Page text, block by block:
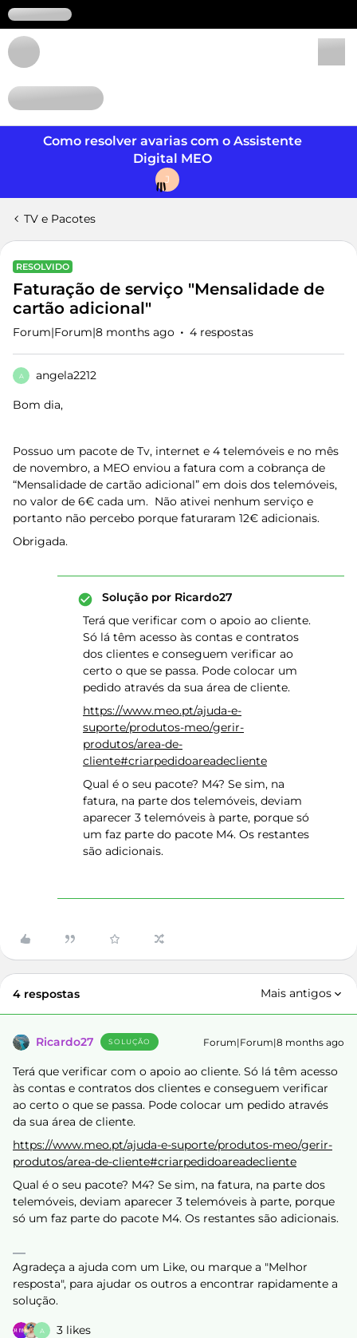
Como resolver avarias com o Assistente
Digital MEO
J
TV e Pacotes
RESOLVIDO
Faturação de serviço "Mensalidade de
cartão adicional"
Forum|Forum|8 months ago 4 respostas
A angela2212
Bom dia,
Possuo um pacote de Tv, internet e 4 telemóveis e no mês
de novembro, a MEO enviou a fatura com a cobrança de
“Mensalidade de cartão adicional” em dois dos telemóveis,
no valor de 6€ cada um. Não ativei nenhum serviço e
portanto não percebo porque faturaram 12€ adicionais.
Obrigada.
Solução por Ricardo27
Terá que verificar com o apoio ao cliente.
Só lá têm acesso às contas e contratos
dos clientes e conseguem verificar ao
certo o que se passa. Pode colocar um
pedido através da sua área de cliente.
https://www.meo.pt/ajuda-e-
suporte/produtos-meo/gerir-
produtos/area-de-
cliente#criarpedidoareadecliente
Qual é o seu pacote? M4? Se sim, na
fatura, na parte dos telemóveis, deviam
aparecer 3 telemóveis à parte, porque só
um faz parte do pacote M4. Os restantes
são adicionais.
4 respostas Mais antigos
Ricardo27 SOLUÇÃO Forum|Forum|8 months ago
Terá que verificar com o apoio ao cliente. Só lá têm acesso
às contas e contratos dos clientes e conseguem verificar
ao certo o que se passa. Pode colocar um pedido através
da sua área de cliente.
https://www.meo.pt/ajuda-e-suporte/produtos-meo/gerir-
produtos/area-de-cliente#criarpedidoareadecliente
Qual é o seu pacote? M4? Se sim, na fatura, na parte dos
telemóveis, deviam aparecer 3 telemóveis à parte, porque
só um faz parte do pacote M4. Os restantes são adicionais.
Agradeça a ajuda com um Like, ou marque a "Melhor
resposta", para ajudar os outros a encontrar rapidamente a
solução.
A 3 likes